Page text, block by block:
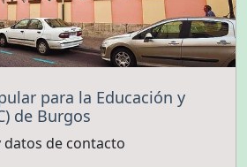
para la Educación y
de Burgos
datos de contacto